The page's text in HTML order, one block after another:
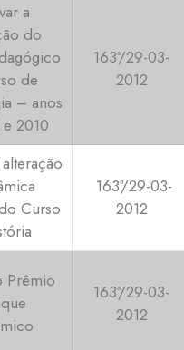
a
do
de
– anos
2010
163ª/29-03-
2012
Curso
163ª/29-03-
2012
Prêmio
163ª/29-03-
2012